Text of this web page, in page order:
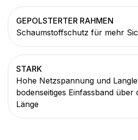
GEPOLSTERTER RAHMEN
Schaumstoffschutz für mehr
STARK
Hohe Netzspannung und
bodenseitiges Einfassband über
Länge